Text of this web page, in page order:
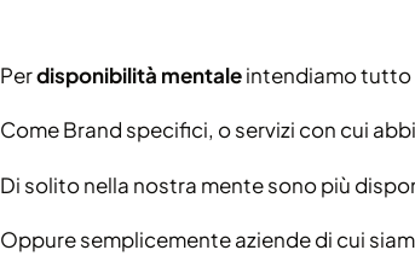
Perdisponibilità mentaleintendiamo tutto
Come Brand specifici, o servizi con cui
Di solito nella nostra mente sono più
Oppure semplicemente aziende di cui